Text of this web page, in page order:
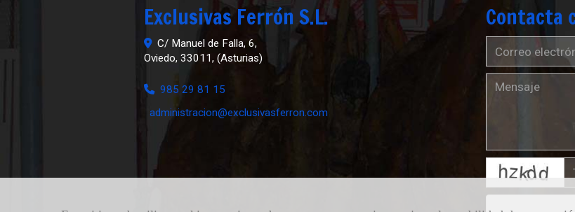
Exclusivas Ferrón S.L.
C/ Manuel de Falla, 6,
Oviedo, 33011, (Asturias)
985 29 81 15
administracion
exclusivasferron.com
Contacta